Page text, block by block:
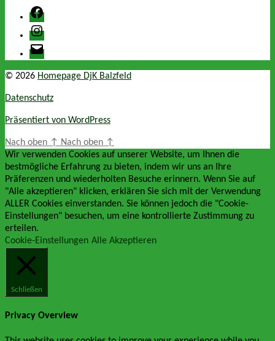
Facebook
Instagram
E-
Mail
© 2026 Homepage DjK Balzfeld
Datenschutz
Präsentiert von WordPress
Nach oben ↑ Nach oben ↑
Wir verwenden Cookies auf unserer Website, um Ihnen die
bestmögliche Erfahrung zu bieten, indem wir uns an Ihre
Präferenzen und wiederholten Besuche erinnern. Wenn Sie auf
"Alle akzeptieren" klicken, erklären Sie sich mit der Verwendung
ALLER Cookies einverstanden. Sie können jedoch die "Cookie-
Einstellungen" besuchen, um eine kontrollierte Zustimmung zu
erteilen.
Cookie-Einstellungen Alle Akzeptieren
Schließen
Privacy Overview